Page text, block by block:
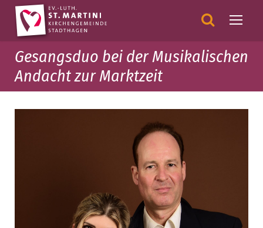
Gesangsduo bei der Musikalischen
Andacht zur Marktzeit